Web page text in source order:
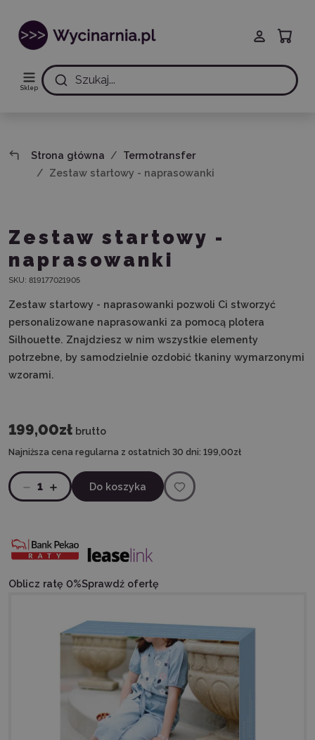
Sklep
Szukaj...
Strona główna
Termotransfer
Zestaw startowy - naprasowanki
Zestaw startowy -
naprasowanki
SKU: 819177021905
Zestaw startowy - naprasowanki pozwoli Ci stworzyć
personalizowane naprasowanki za pomocą plotera
Silhouette. Znajdziesz w nim wszystkie elementy
potrzebne, by samodzielnie ozdobić tkaniny wymarzonymi
wzorami.
199,00zł brutto
Najniższa cena regularna z ostatnich 30 dni: 199,00zł
1 Do koszyka
Oblicz ratę 0%Sprawdź ofertę